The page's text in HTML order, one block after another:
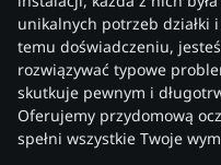
unikalnych potrzeb działki
temu doświadczeniu,
rozwiązywać typowe
skutkuje pewnym i
Oferujemy przydomową
spełni wszystkie Twoje